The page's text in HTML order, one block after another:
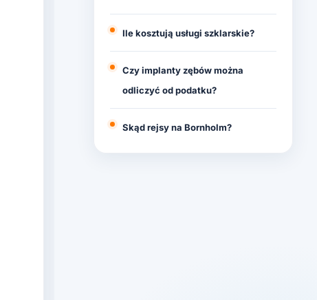
Ile kosztują usługi szklarskie?
Czy implanty zębów można
odliczyć od podatku?
Skąd rejsy na Bornholm?